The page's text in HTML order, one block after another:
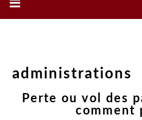
administrations
Perte ou vol des
comment